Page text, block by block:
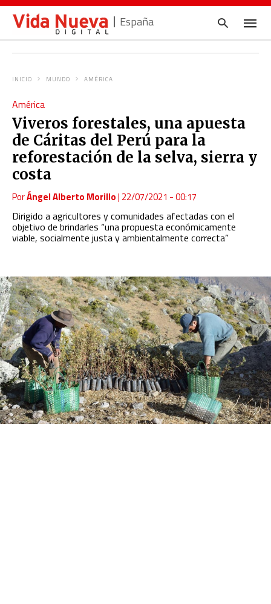
España
y
INICIO MUNDO AMÉRICA
América
Viveros forestales, una apuesta
de Cáritas del Perú para la
reforestación de la selva, sierra y
costa
PorÁngel Alberto Morillo| 22/07/2021 - 00:17
Dirigido a agricultores y comunidades afectadas con el
objetivo de brindarles “una propuesta económicamente
viable, socialmente justa y ambientalmente correcta”